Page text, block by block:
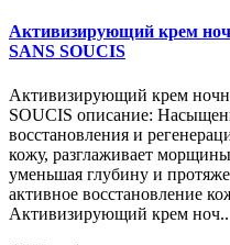
Активизирующий крем
SANS SOUCIS
Активизирующий крем
SOUCIS описание:
восстановления и
кожу, разглаживает
уменьшая глубину и
активное восстановление
Активизирующий крем ноч..